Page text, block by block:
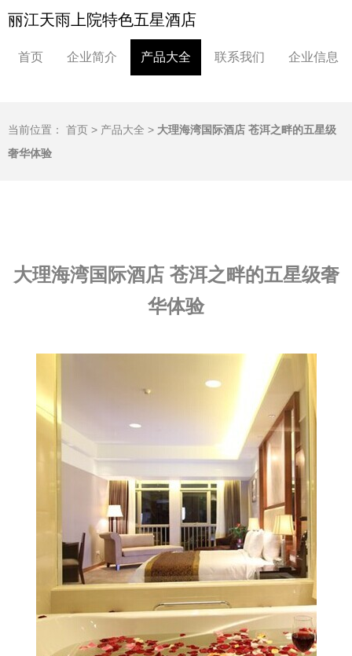
丽江天雨上院特色五星酒店
首页 企业简介 产品大全 联系我们 企业信息
当前位置： 首页 > 产品大全 > 大理海湾国际酒店 苍洱之畔的五星级
奢华体验
大理海湾国际酒店 苍洱之畔的五星级奢
华体验